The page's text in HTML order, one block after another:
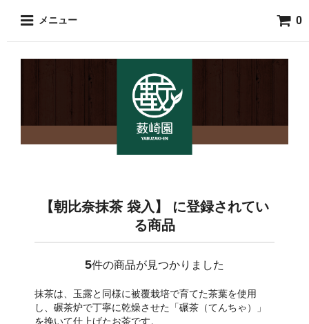
メニュー 0
【朝比奈抹茶 袋入】 に登録されてい
る商品
5件の商品が見つかりました
抹茶は、玉露と同様に被覆栽培で育てた茶葉を使用
し、碾茶炉で丁寧に乾燥させた「碾茶（てんちゃ）」
を挽いて仕上げたお茶です。